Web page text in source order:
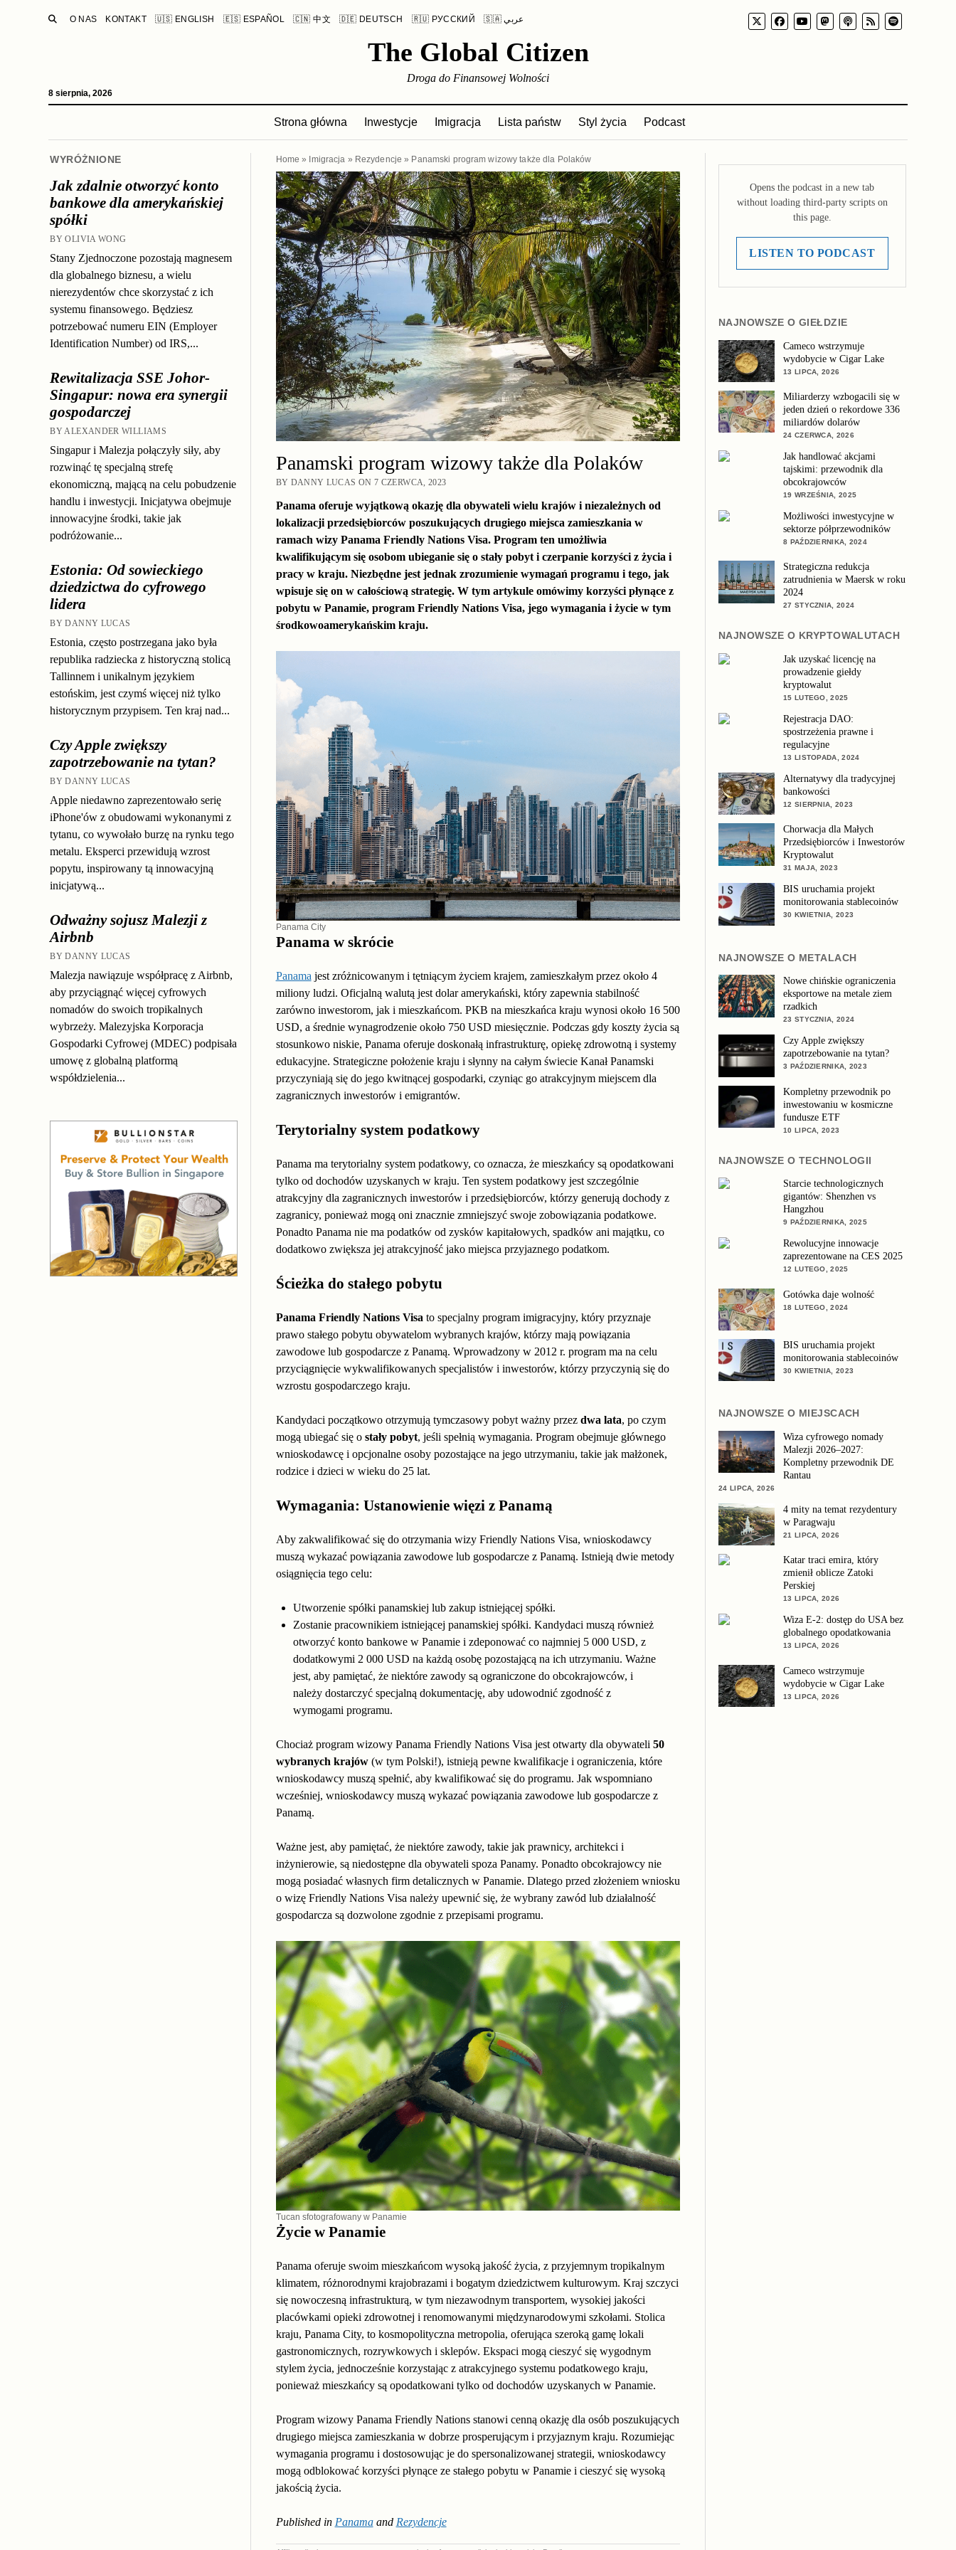
SEARCH
O NAS KONTAKT 🇺🇸 ENGLISH 🇪🇸 ESPAÑOL 🇨🇳 中文 🇩🇪 DEUTSCH 🇷🇺 РУССКИЙ 🇸🇦 عربي
The Global Citizen
8 sierpnia, 2026
Droga do Finansowej Wolności
Strona główna Inwestycje Imigracja Lista państw Styl życia Podcast
WYRÓŻNIONE
Jak zdalnie otworzyć konto
bankowe dla amerykańskiej
spółki
BY OLIVIA WONG
Stany Zjednoczone pozostają magnesem
dla globalnego biznesu, a wielu
nierezydentów chce skorzystać z ich
systemu finansowego. Będziesz
potrzebować numeru EIN (Employer
Identification Number) od IRS,...
Rewitalizacja SSE Johor-
Singapur: nowa era synergii
gospodarczej
BY ALEXANDER WILLIAMS
Singapur i Malezja połączyły siły, aby
rozwinąć tę specjalną strefę
ekonomiczną, mającą na celu pobudzenie
handlu i inwestycji. Inicjatywa obejmuje
innowacyjne środki, takie jak
podróżowanie...
Estonia: Od sowieckiego
dziedzictwa do cyfrowego
lidera
BY DANNY LUCAS
Estonia, często postrzegana jako była
republika radziecka z historyczną stolicą
Tallinnem i unikalnym językiem
estońskim, jest czymś więcej niż tylko
historycznym przypisem. Ten kraj nad...
Czy Apple zwiększy
zapotrzebowanie na tytan?
BY DANNY LUCAS
Apple niedawno zaprezentowało serię
iPhone'ów z obudowami wykonanymi z
tytanu, co wywołało burzę na rynku tego
metalu. Eksperci przewidują wzrost
popytu, inspirowany tą innowacyjną
inicjatywą...
Odważny sojusz Malezji z
Airbnb
BY DANNY LUCAS
Malezja nawiązuje współpracę z Airbnb,
aby przyciągnąć więcej cyfrowych
nomadów do swoich tropikalnych
wybrzeży. Malezyjska Korporacja
Gospodarki Cyfrowej (MDEC) podpisała
umowę z globalną platformą
współdzielenia...
Home » Imigracja » Rezydencje » Panamski program wizowy także dla Polaków
Panamski program wizowy także dla Polaków
BY DANNY LUCAS ON 7 CZERWCA, 2023
Panama oferuje wyjątkową okazję dla obywateli wielu krajów i niezależnych od
lokalizacji przedsiębiorców poszukujących drugiego miejsca zamieszkania w
ramach wizy Panama Friendly Nations Visa. Program ten umożliwia
kwalifikującym się osobom ubieganie się o stały pobyt i czerpanie korzyści z życia i
pracy w kraju. Niezbędne jest jednak zrozumienie wymagań programu i tego, jak
wpisuje się on w całościową strategię. W tym artykule omówimy korzyści płynące z
pobytu w Panamie, program Friendly Nations Visa, jego wymagania i życie w tym
środkowoamerykańskim kraju.
Panama City
Panama w skrócie
Panama jest zróżnicowanym i tętniącym życiem krajem, zamieszkałym przez około 4
miliony ludzi. Oficjalną walutą jest dolar amerykański, który zapewnia stabilność
zarówno inwestorom, jak i mieszkańcom. PKB na mieszkańca kraju wynosi około 16 500
USD, a średnie wynagrodzenie około 750 USD miesięcznie. Podczas gdy koszty życia są
stosunkowo niskie, Panama oferuje doskonałą infrastrukturę, opiekę zdrowotną i systemy
edukacyjne. Strategiczne położenie kraju i słynny na całym świecie Kanał Panamski
przyczyniają się do jego kwitnącej gospodarki, czyniąc go atrakcyjnym miejscem dla
zagranicznych inwestorów i emigrantów.
Terytorialny system podatkowy
Panama ma terytorialny system podatkowy, co oznacza, że mieszkańcy są opodatkowani
tylko od dochodów uzyskanych w kraju. Ten system podatkowy jest szczególnie
atrakcyjny dla zagranicznych inwestorów i przedsiębiorców, którzy generują dochody z
zagranicy, ponieważ mogą oni znacznie zmniejszyć swoje zobowiązania podatkowe.
Ponadto Panama nie ma podatków od zysków kapitałowych, spadków ani majątku, co
dodatkowo zwiększa jej atrakcyjność jako miejsca przyjaznego podatkom.
Ścieżka do stałego pobytu
Panama Friendly Nations Visa to specjalny program imigracyjny, który przyznaje
prawo stałego pobytu obywatelom wybranych krajów, którzy mają powiązania
zawodowe lub gospodarcze z Panamą. Wprowadzony w 2012 r. program ma na celu
przyciągnięcie wykwalifikowanych specjalistów i inwestorów, którzy przyczynią się do
wzrostu gospodarczego kraju.
Kandydaci początkowo otrzymują tymczasowy pobyt ważny przez dwa lata, po czym
mogą ubiegać się o stały pobyt, jeśli spełnią wymagania. Program obejmuje głównego
wnioskodawcę i opcjonalne osoby pozostające na jego utrzymaniu, takie jak małżonek,
rodzice i dzieci w wieku do 25 lat.
Wymagania: Ustanowienie więzi z Panamą
Aby zakwalifikować się do otrzymania wizy Friendly Nations Visa, wnioskodawcy
muszą wykazać powiązania zawodowe lub gospodarcze z Panamą. Istnieją dwie metody
osiągnięcia tego celu:
Utworzenie spółki panamskiej lub zakup istniejącej spółki.
Zostanie pracownikiem istniejącej panamskiej spółki. Kandydaci muszą również
otworzyć konto bankowe w Panamie i zdeponować co najmniej 5 000 USD, z
dodatkowymi 2 000 USD na każdą osobę pozostającą na ich utrzymaniu. Ważne
jest, aby pamiętać, że niektóre zawody są ograniczone do obcokrajowców, i
należy dostarczyć specjalną dokumentację, aby udowodnić zgodność z
wymogami programu.
Chociaż program wizowy Panama Friendly Nations Visa jest otwarty dla obywateli 50
wybranych krajów(w tym Polski!), istnieją pewne kwalifikacje i ograniczenia, które
wnioskodawcy muszą spełnić, aby kwalifikować się do programu. Jak wspomniano
wcześniej, wnioskodawcy muszą wykazać powiązania zawodowe lub gospodarcze z
Panamą.
Ważne jest, aby pamiętać, że niektóre zawody, takie jak prawnicy, architekci i
inżynierowie, są niedostępne dla obywateli spoza Panamy. Ponadto obcokrajowcy nie
mogą posiadać własnych firm detalicznych w Panamie. Dlatego przed złożeniem wniosku
o wizę Friendly Nations Visa należy upewnić się, że wybrany zawód lub działalność
gospodarcza są dozwolone zgodnie z przepisami programu.
Tucan sfotografowany w Panamie
Życie w Panamie
Panama oferuje swoim mieszkańcom wysoką jakość życia, z przyjemnym tropikalnym
klimatem, różnorodnymi krajobrazami i bogatym dziedzictwem kulturowym. Kraj szczyci
się nowoczesną infrastrukturą, w tym niezawodnym transportem, wysokiej jakości
placówkami opieki zdrowotnej i renomowanymi międzynarodowymi szkołami. Stolica
kraju, Panama City, to kosmopolityczna metropolia, oferująca szeroką gamę lokali
gastronomicznych, rozrywkowych i sklepów. Ekspaci mogą cieszyć się wygodnym
stylem życia, jednocześnie korzystając z atrakcyjnego systemu podatkowego kraju,
ponieważ mieszkańcy są opodatkowani tylko od dochodów uzyskanych w Panamie.
Program wizowy Panama Friendly Nations stanowi cenną okazję dla osób poszukujących
drugiego miejsca zamieszkania w dobrze prosperującym i przyjaznym kraju. Rozumiejąc
wymagania programu i dostosowując je do spersonalizowanej strategii, wnioskodawcy
mogą odblokować korzyści płynące ze stałego pobytu w Panamie i cieszyć się wysoką
jakością życia.
Published in Panamaand Rezydencje
Opens the podcast in a new tab
without loading third-party scripts on
this page.
LISTEN TO PODCAST
NAJNOWSZE O GIEŁDZIE
Cameco wstrzymuje
wydobycie w Cigar Lake
13 LIPCA, 2026
Miliarderzy wzbogacili się w
jeden dzień o rekordowe 336
miliardów dolarów
24 CZERWCA, 2026
Jak handlować akcjami
tajskimi: przewodnik dla
obcokrajowców
19 WRZEŚNIA, 2025
Możliwości inwestycyjne w
sektorze półprzewodników
8 PAŹDZIERNIKA, 2024
Strategiczna redukcja
zatrudnienia w Maersk w roku
2024
27 STYCZNIA, 2024
NAJNOWSZE O KRYPTOWALUTACH
Jak uzyskać licencję na
prowadzenie giełdy
kryptowalut
15 LUTEGO, 2025
Rejestracja DAO:
spostrzeżenia prawne i
regulacyjne
13 LISTOPADA, 2024
Alternatywy dla tradycyjnej
bankowości
12 SIERPNIA, 2023
Chorwacja dla Małych
Przedsiębiorców i Inwestorów
Kryptowalut
31 MAJA, 2023
BIS uruchamia projekt
monitorowania stablecoinów
30 KWIETNIA, 2023
NAJNOWSZE O METALACH
Nowe chińskie ograniczenia
eksportowe na metale ziem
rzadkich
23 STYCZNIA, 2024
Czy Apple zwiększy
zapotrzebowanie na tytan?
3 PAŹDZIERNIKA, 2023
Kompletny przewodnik po
inwestowaniu w kosmiczne
fundusze ETF
10 LIPCA, 2023
NAJNOWSZE O TECHNOLOGII
Starcie technologicznych
gigantów: Shenzhen vs
Hangzhou
9 PAŹDZIERNIKA, 2025
Rewolucyjne innowacje
zaprezentowane na CES 2025
12 LUTEGO, 2025
Gotówka daje wolność
18 LUTEGO, 2024
BIS uruchamia projekt
monitorowania stablecoinów
30 KWIETNIA, 2023
NAJNOWSZE O MIEJSCACH
Wiza cyfrowego nomady
Malezji 2026–2027:
Kompletny przewodnik DE
Rantau
24 LIPCA, 2026
4 mity na temat rezydentury
w Paragwaju
21 LIPCA, 2026
Katar traci emira, który
zmienił oblicze Zatoki
Perskiej
13 LIPCA, 2026
Wiza E-2: dostęp do USA bez
globalnego opodatkowania
13 LIPCA, 2026
Cameco wstrzymuje
wydobycie w Cigar Lake
13 LIPCA, 2026